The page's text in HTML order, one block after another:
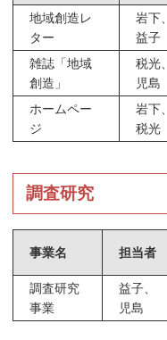
地域創造レ
ター
岩下、
益子
雑誌「地域
創造」
税光、
児島
ホームペー
ジ
岩下、
税光
調査研究
事業名 担当者
調査研究
事業
益子、
児島